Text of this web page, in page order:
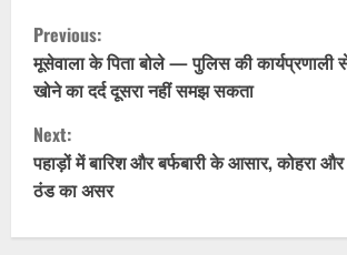
C
o
n
t
i
Previous:
मूसेवाला के पिता बोले — पुलिस की कार्यप्रणाली
खोने का दर्द दूसरा नहीं समझ सकता
Next:
पहाड़ों में बारिश और बर्फबारी के आसार, कोहरा
ठंड का असर